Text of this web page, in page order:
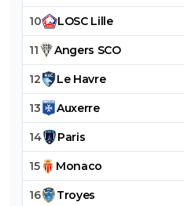
10 LOSC Lille
11 Angers SCO
12 Le Havre
13 Auxerre
14 Paris
15 Monaco
16 Troyes